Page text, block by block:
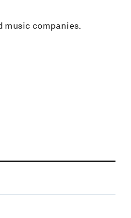
music companies.